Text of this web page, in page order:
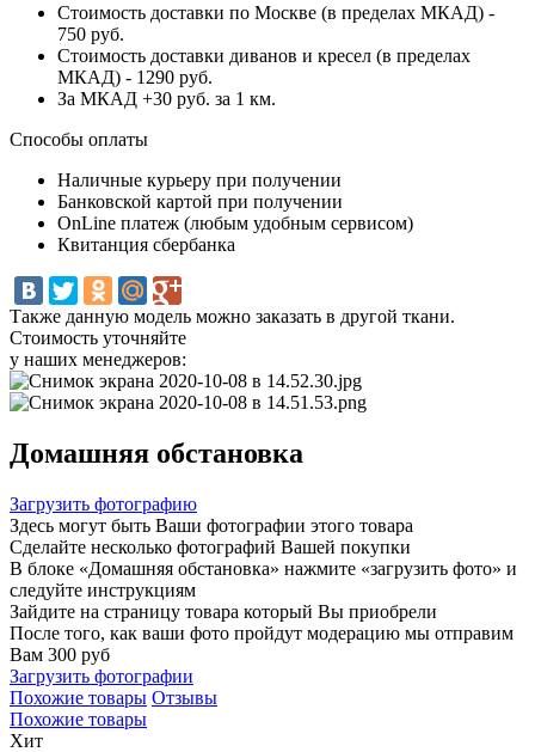
Стоимость доставки по Москве (в пределах МКАД) -
750 руб.
Стоимость доставки диванов и кресел (в пределах
МКАД) - 1290 руб.
За МКАД +30 руб. за 1 км.
Способы оплаты
Наличные курьеру при получении
Банковской картой при получении
OnLine платеж (любым удобным сервисом)
Квитанция сбербанка
Также данную модель можно заказать в другой ткани.
Стоимость уточняйте
у наших менеджеров:
Домашняя обстановка
Загрузить фотографию
Здесь могут быть Ваши фотографии этого товара
Сделайте несколько фотографий Вашей покупки
В блоке «Домашняя обстановка» нажмите «загрузить фото» и
следуйте инструкциям
Зайдите на страницу товара который Вы приобрели
После того, как ваши фото пройдут модерацию мы отправим
Вам 300 руб
Загрузить фотографии
Похожие товары Отзывы
Похожие товары
Хит